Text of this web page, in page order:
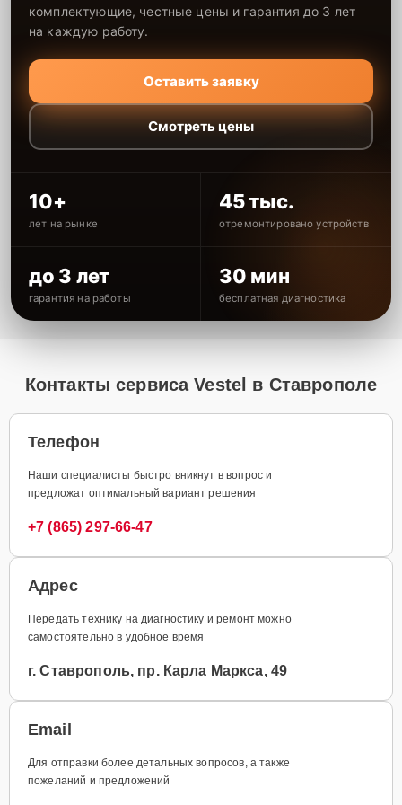
комплектующие, честные цены и гарантия до 3 лет
на каждую работу.
Оставить заявку
Смотреть цены
10+
лет на рынке
45 тыс.
отремонтировано устройств
до 3 лет
гарантия на работы
30 мин
бесплатная диагностика
Контакты сервиса Vestel в Ставрополе
Телефон
Наши специалисты быстро вникнут в вопрос и
предложат оптимальный вариант решения
+7 (865) 297-66-47
Адрес
Передать технику на диагностику и ремонт можно
самостоятельно в удобное время
г. Ставрополь, пр. Карла Маркса, 49
Email
Для отправки более детальных вопросов, а также
пожеланий и предложений